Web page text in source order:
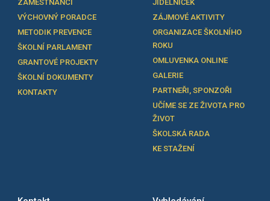
ZAMĚSTNANCI
VÝCHOVNÝ PORADCE
METODIK PREVENCE
ŠKOLNÍ PARLAMENT
GRANTOVÉ PROJEKTY
ŠKOLNÍ DOKUMENTY
KONTAKTY
JÍDELNÍČEK
ZÁJMOVÉ AKTIVITY
ORGANIZACE ŠKOLNÍHO
ROKU
OMLUVENKA ONLINE
GALERIE
PARTNEŘI, SPONZOŘI
UČÍME SE ZE ŽIVOTA PRO
ŽIVOT
ŠKOLSKÁ RADA
KE STAŽENÍ